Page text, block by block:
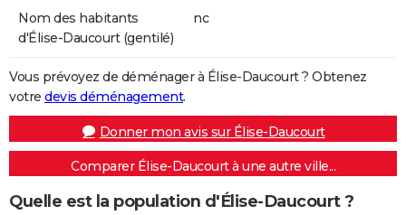
Nom des habitants
d'Élise-Daucourt (gentilé)
nc
Vous prévoyez de déménager à Élise-Daucourt ? Obtenez
votre devis déménagement.
Donner mon avis sur Élise-Daucourt
Comparer Élise-Daucourt à une autre ville...
Quelle est la population d'Élise-Daucourt ?